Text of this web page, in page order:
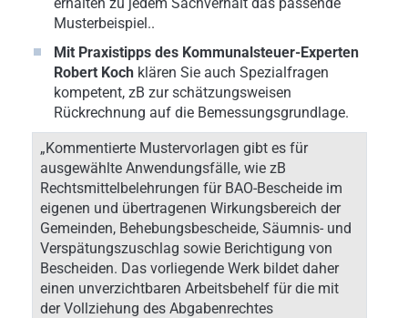
Musterbeispiel..
Mit Praxistipps des Kommunalsteuer-Experten
Robert Koch klären Sie auch Spezialfragen
kompetent, zB zur schätzungsweisen
Rückrechnung auf die Bemessungsgrundlage.
„Kommentierte Mustervorlagen gibt es für
ausgewählte Anwendungsfälle, wie zB
Rechtsmittelbelehrungen für BAO-Bescheide im
eigenen und übertragenen Wirkungsbereich der
Gemeinden, Behebungsbescheide, Säumnis- und
Verspätungszuschlag sowie Berichtigung von
Bescheiden. Das vorliegende Werk bildet daher
einen unverzichtbaren Arbeitsbehelf für die mit
der Vollziehung des Abgabenrechtes